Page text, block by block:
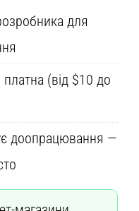
для
платна (від $10 до
доопрацювання —